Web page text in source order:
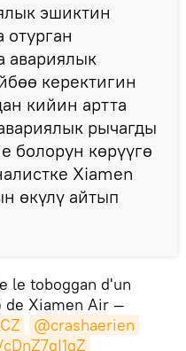
эшиктин
авариялык
керектигин
кийин артта
рычагды
болорун көрүүгө
Xiamen
өкүлү айтып
le toboggan d'un
de Xiamen Air —
@crashaerien